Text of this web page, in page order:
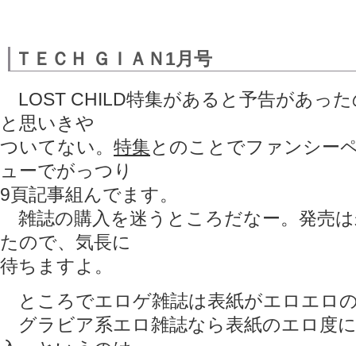
ＴＥＣＨ ＧＩＡＮ1月号
LOST CHILD特集があると予告があっ
と思いきや
ついてない。 特集とのことでファンシー
ューでがっつり
9頁記事組んでます。
雑誌の購入を迷うところだなー。発売
たので、気長に
待ちますよ。
ところでエロゲ雑誌は表紙がエロエロ
グラビア系エロ雑誌なら表紙のエロ度